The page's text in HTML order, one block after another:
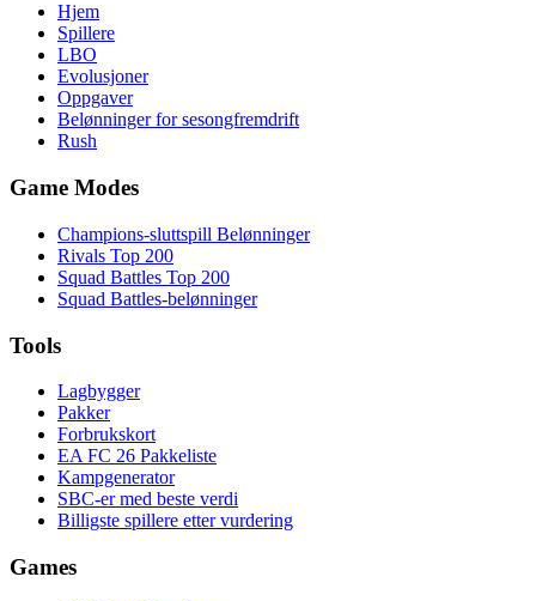
Hjem
Spillere
LBO
Evolusjoner
Oppgaver
Belønninger for sesongfremdrift
Rush
Game Modes
Champions-sluttspill Belønninger
Rivals Top 200
Squad Battles Top 200
Squad Battles-belønninger
Tools
Lagbygger
Pakker
Forbrukskort
EA FC 26 Pakkeliste
Kampgenerator
SBC-er med beste verdi
Billigste spillere etter vurdering
Games